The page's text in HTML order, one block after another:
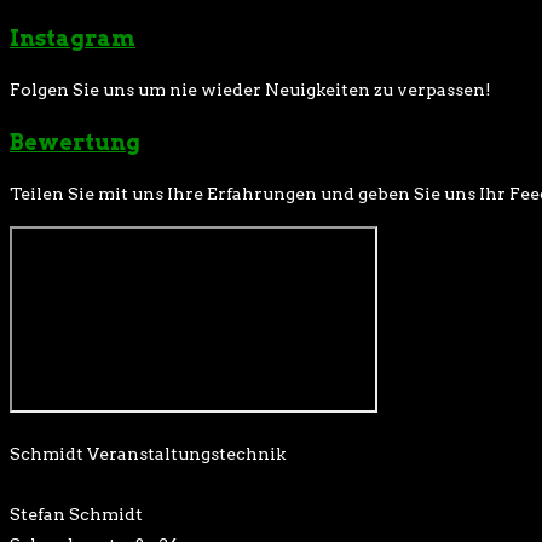
Instagram
Folgen Sie uns um nie wieder Neuigkeiten zu verpassen!
Bewertung
Teilen Sie mit uns Ihre Erfahrungen und geben Sie uns Ihr
Schmidt Veranstaltungstechnik
Stefan Schmidt